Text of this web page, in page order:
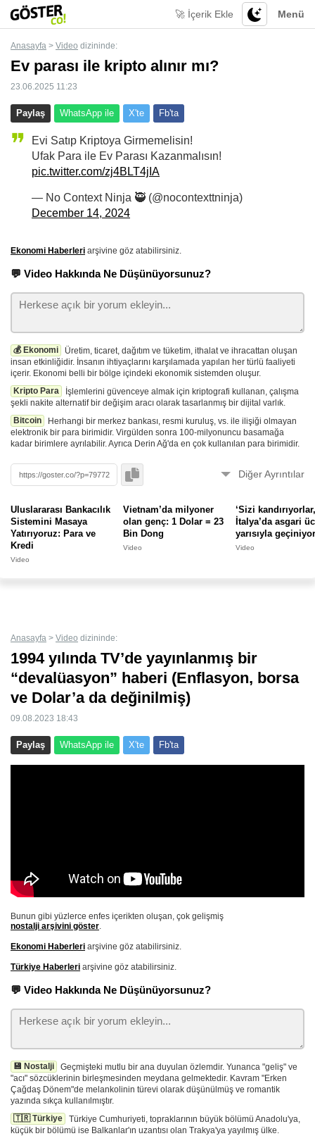
Menü
🚀 İçerik Ekle
Anasayfa > Video dizininde:
Ev parası ile kripto alınır mı?
23.06.2025 11:23
Paylaş WhatsApp ile X'te Fb'ta
Evi Satıp Kriptoya Girmemelisin!
Ufak Para ile Ev Parası Kazanmalısın!
pic.twitter.com/zj4BLT4jIA
— No Context Ninja 🥷 (@nocontexttninja)
December 14, 2024
Ekonomi Haberleri arşivine göz atabilirsiniz.
💬 Video Hakkında Ne Düşünüyorsunuz?
💰 Ekonomi
Üretim, ticaret, dağıtım ve tüketim, ithalat ve ihracattan oluşan
insan etkinliğidir. İnsanın ihtiyaçlarını karşılamada yapılan her türlü faaliyeti
içerir. Ekonomi belli bir bölge içindeki ekonomik sistemden oluşur.
Kripto Para
İşlemlerini güvenceye almak için kriptografi kullanan, çalışma
şekli nakite alternatif bir değişim aracı olarak tasarlanmış bir dijital varlık.
Bitcoin
Herhangi bir merkez bankası, resmi kuruluş, vs. ile ilişiği olmayan
elektronik bir para birimidir. Virgülden sonra 100-milyonuncu basamağa
kadar birimlere ayrılabilir. Ayrıca Derin Ağ'da en çok kullanılan para birimidir.
Diğer Ayrıntılar
Görüntüleyemiyorsanız
bildirin
🚀 Bu formile oturum açmadan eklendi.
Uluslararası Bankacılık
Sistemini Masaya
Yatırıyoruz: Para ve
Kredi
Video
Vietnam’da milyoner
olan genç: 1 Dolar = 23
Bin Dong
Video
‘Sizi kandırıyorlar,
İtalya’da asgari
yarısıyla
Video
Anasayfa > Video dizininde:
1994 yılında TV’de yayınlanmış bir
“devalüasyon” haberi (Enflasyon, borsa
ve Dolar’a da değinilmiş)
09.08.2023 18:43
Paylaş WhatsApp ile X'te Fb'ta
Bunun gibi yüzlerce enfes içerikten oluşan, çok gelişmiş
nostalji arşivini göster.
Ekonomi Haberleri arşivine göz atabilirsiniz.
Türkiye Haberleri arşivine göz atabilirsiniz.
💬 Video Hakkında Ne Düşünüyorsunuz?
💾 Nostalji
Geçmişteki mutlu bir ana duyulan özlemdir. Yunanca "geliş" ve
"acı" sözcüklerinin birleşmesinden meydana gelmektedir. Kavram "Erken
Çağdaş Dönem"de melankolinin türevi olarak düşünülmüş ve romantik
yazında sıkça kullanılmıştır.
🇹🇷 Türkiye
Türkiye Cumhuriyeti, topraklarının büyük bölümü Anadolu'ya,
küçük bir bölümü ise Balkanlar'ın uzantısı olan Trakya'ya yayılmış ülke.